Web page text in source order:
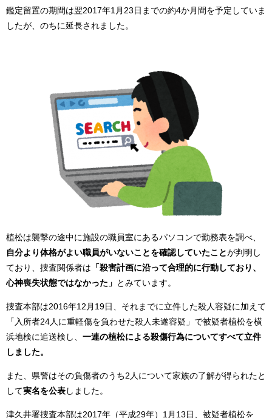
鑑定留置の期間は翌2017年1月23日までの約4か月間を予定していま
したが、のちに延長されました。
植松は襲撃の途中に施設の職員室にあるパソコンで勤務表を調べ、
自分より体格がよい職員がいないことを確認していたことが判明し
ており、捜査関係者は 「殺害計画に沿って合理的に行動しており、
心神喪失状態ではなかった」
とみています。
捜査本部は2016年12月19日、それまでに立件した殺人容疑に加えて
「入所者24人に重軽傷を負わせた殺人未遂容疑」で被疑者植松を横
浜地検に追送検し、 一連の植松による殺傷行為についてすべて立件
しました。
また、県警はその負傷者のうち2人について家族の了解が得られたと
して実名を公表 しました。
津久井署捜査本部は2017年（平成29年）1月13日、被疑者植松を